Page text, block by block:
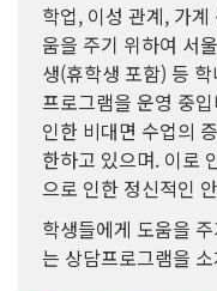
학업, 이성 관계, 가
움을 주기 위하여 서
생(휴학생 포함) 등
프로그램을 운영 중
인한 비대면 수업의
한하고 있으며. 이로
으로 인한 정신적인
학생들에게 도움을
는 상담프로그램을